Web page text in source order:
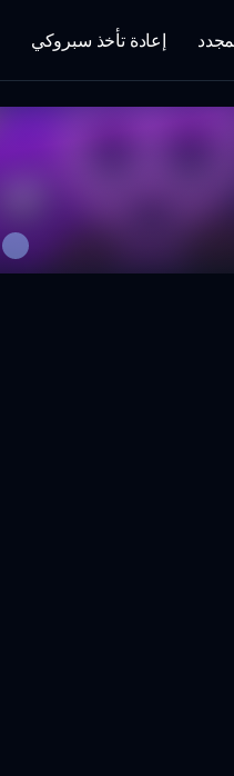
إعادة تأخذ سبروكي